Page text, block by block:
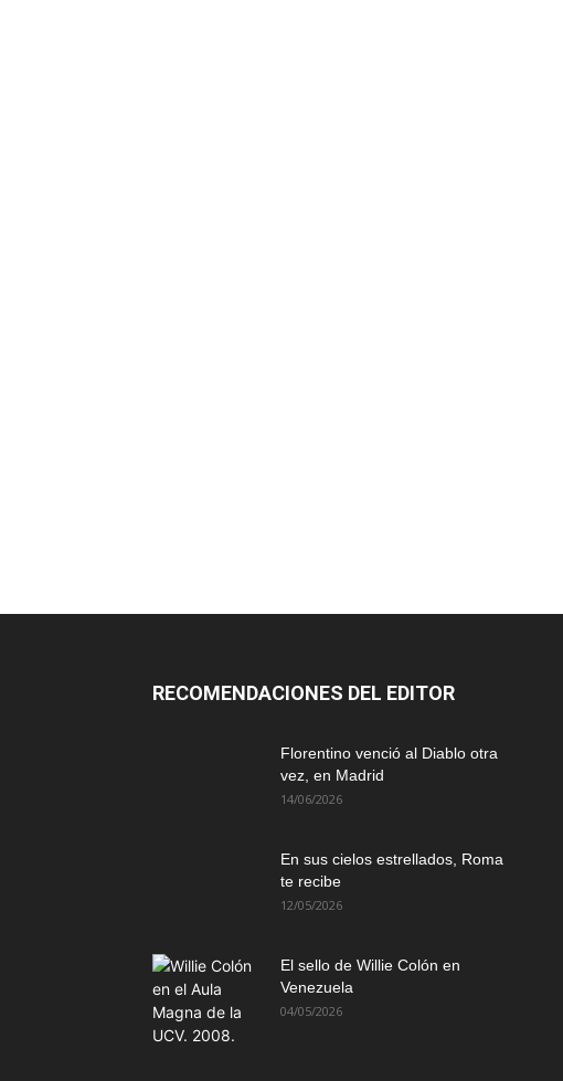
RECOMENDACIONES DEL EDITOR
Florentino venció al Diablo otra
vez, en Madrid
14/06/2026
En sus cielos estrellados, Roma
te recibe
12/05/2026
El sello de Willie Colón en
Venezuela
04/05/2026